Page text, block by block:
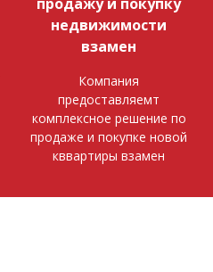
недвижимости
взамен
Компания
предоставляемт
комплексное решение по
продаже и покупке новой
кввартиры взамен